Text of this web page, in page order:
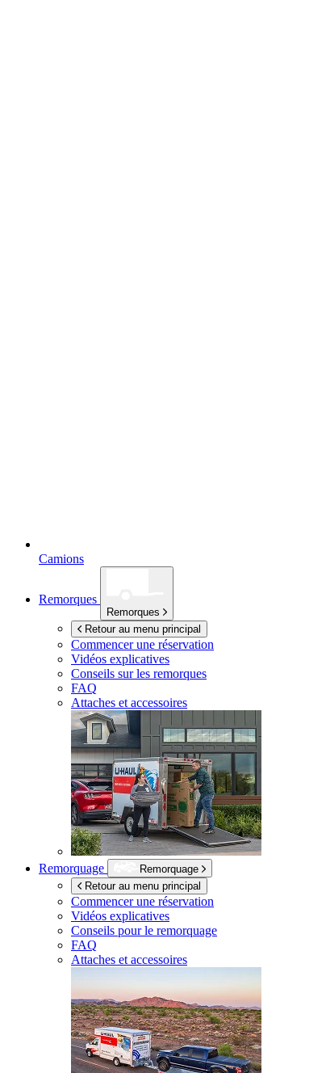
Camions
Remorques
Remorques
Retour au menu principal
Commencer une réservation
Vidéos explicatives
Conseils sur les remorques
FAQ
Attaches et accessoires
Remorquage
Remorquage
Retour au menu principal
Commencer une réservation
Vidéos explicatives
Conseils pour le remorquage
FAQ
Attaches et accessoires